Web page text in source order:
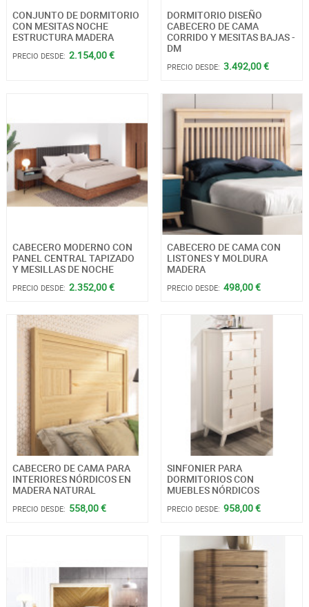
CONJUNTO DE DORMITORIO
CON MESITAS NOCHE
ESTRUCTURA MADERA
PRECIO DESDE: 2.154,00 €
DORMITORIO DISEÑO
CABECERO DE CAMA
CORRIDO Y MESITAS BAJAS -
DM
PRECIO DESDE: 3.492,00 €
CABECERO MODERNO CON
PANEL CENTRAL TAPIZADO
Y MESILLAS DE NOCHE
PRECIO DESDE: 2.352,00 €
CABECERO DE CAMA CON
LISTONES Y MOLDURA
MADERA
PRECIO DESDE: 498,00 €
CABECERO DE CAMA PARA
INTERIORES NÓRDICOS EN
MADERA NATURAL
PRECIO DESDE: 558,00 €
SINFONIER PARA
DORMITORIOS CON
MUEBLES NÓRDICOS
PRECIO DESDE: 958,00 €